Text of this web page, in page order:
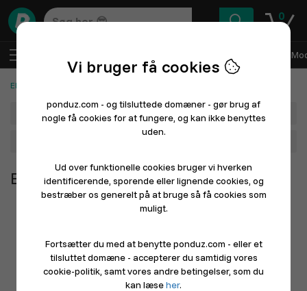
0
Elektronik
Afdeling
Elektronik
Vi bruger få cookies
ponduz.com - og tilsluttede domæner - gør brug af
nogle få cookies for at fungere, og kan ikke benyttes
uden.
Ud over funktionelle cookies bruger vi hverken
identificerende, sporende eller lignende cookies, og
bestræber os generelt på at bruge så få cookies som
muligt.
Fortsætter du med at benytte ponduz.com - eller et
tilsluttet domæne - accepterer du samtidig vores
cookie-politik, samt vores andre betingelser, som du
kan læseher.